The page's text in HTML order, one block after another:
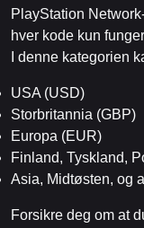
PlayStation
hver kode kun
I denne kategorien
USA (USD)
Storbritannia (GBP)
Europa (EUR)
Finland, Tyskland,
Asia, Midtøsten, og
Forsikre deg om at